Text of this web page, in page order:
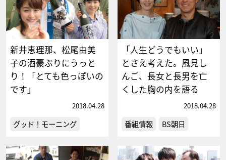
新井恵理那、松尾由美
子の酒豪ぶりにうっと
り！「とても色っぽいの
です」
2018.04.28
グッド！モーニング
「人生どうでもいい」
とさえ考えた。風見し
んご、長女と長男を亡
くした胸の内を語る
2018.04.28
番組情報 BS朝日